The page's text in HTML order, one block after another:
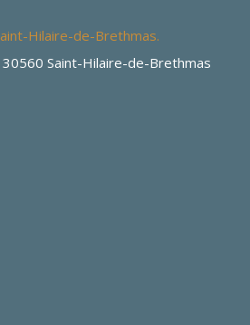
Hilaire-de-Brethmas.
30560 Saint-Hilaire-de-Brethmas